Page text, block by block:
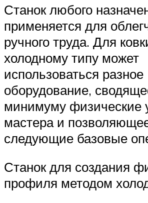
Станок любого
применяется для
ручного труда. Для
холодному типу может
использоваться разное
оборудование,
минимуму физические
мастера и
следующие базовые
Станок для создания
профиля методом